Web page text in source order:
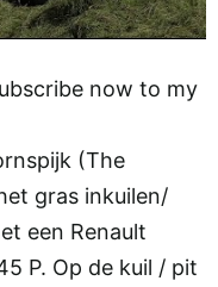
now to my
(The
gras inkuilen/
een Renault
P. Op de kuil / pit